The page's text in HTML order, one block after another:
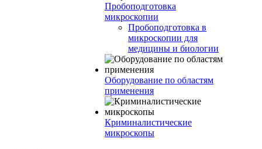
Пробоподготовка
микроскопии
Пробоподготовка в
микроскопии для
медицины и биологии
Оборудование по областям
применения
Криминалистические
микроскопы